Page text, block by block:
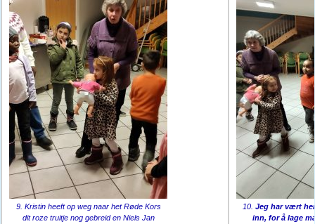
9. Kristin heeft op weg naar het Røde Kors
dit roze truitje nog gebreid en Niels Jan
10.Jeg har vært
inn, for å lage